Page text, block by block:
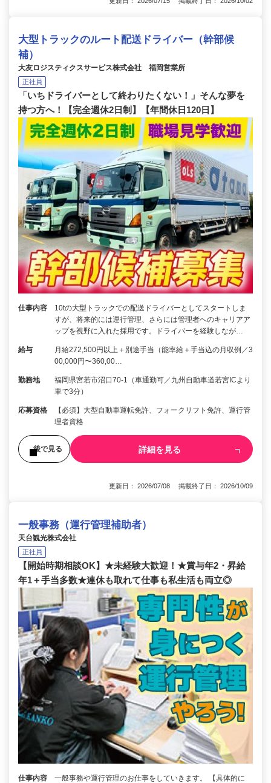
大型トラックのルート配送ドライバー（幹部候
補）
大友ロジスティクスサービス株式会社 福岡営業所
正社員
「いちドライバーとして終わりたくない！」そんな夢を
持つ方へ！【完全週休2日制】【年間休日120日】
仕事内容
10tの大型トラックでの配送ドライバーとしてスタートしま
すが、将来的には運行管理、さらには管理者へのキャリアア
ップを視野に入れた採用です。ドライバーを経験しなが…
給与
月給272,500円以上＋別途手当（能率給＋手当込の月収例／3
00,000円〜360,00…
勤務地
福岡県宮若市沼口70-1（車通勤可／九州自動車道若宮ICより
車で3分）
応募資格
【必須】大型自動車運転免許、フォークリフト免許、運行管
理者資格
後で見る 詳細を見る
更新日： 2026/07/08 掲載終了日： 2026/10/09
一般事務（運行管理補助者）
天台観光株式会社
正社員
【開始時期相談OK】★未経験大歓迎！★賞与年2・昇給
年1＋手当多数★連休も取れて仕事も私生活も両立◎
仕事内容
一般事務や運行管理のお仕事をしていきます。 【具体的に